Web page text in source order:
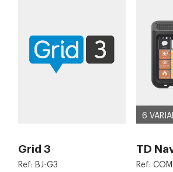
Grid 3
Ref: BJ-G3
6
TD
Ref: